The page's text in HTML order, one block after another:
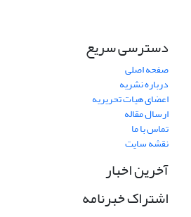
دسترسی سریع
صفحه اصلی
درباره نشریه
اعضای هیات تحریریه
ارسال مقاله
تماس با ما
نقشه سایت
آخرین اخبار
اشتراک خبرنامه